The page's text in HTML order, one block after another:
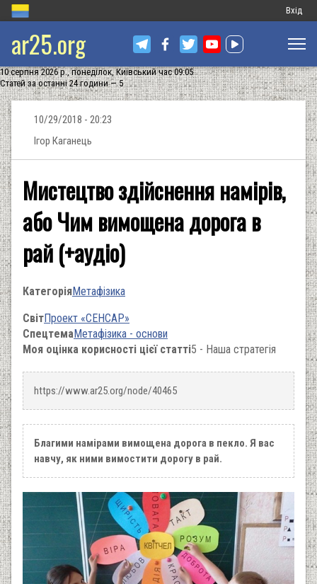
Меню
запису
Вхід
ar25.org
10 серпня 2026 р., понеділок, Київський час 09:05
Статей за останні 24 години — 5
10/29/2018 - 20:23
Ігор Каганець
Мистецтво здійснення намірів,
або Чим вимощена дорога в
рай (+аудіо)
КатегоріяМетафізика
СвітПроект «СЕНСАР»
СпецтемаМетафізика - основи
Моя оцінка корисності цієї статті5 - Наша стратегія
https://www.ar25.org/node/40465
Благими намірами вимощена дорога в пекло. Я вас
навчу, як ними вимостити дорогу в рай.